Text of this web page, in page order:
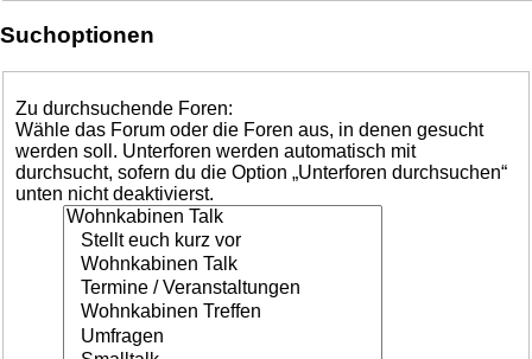
Suchoptionen
Zu durchsuchende Foren:
Wähle das Forum oder die Foren aus, in denen gesucht
werden soll. Unterforen werden automatisch mit
durchsucht, sofern du die Option „Unterforen durchsuchen“
unten nicht deaktivierst.